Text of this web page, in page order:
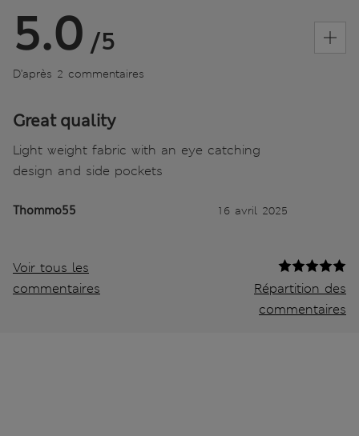
5.0 /5
D’après 2 commentaires
Great quality
Light weight fabric with an eye catching
design and side pockets
Thommo55 16 avril 2025
Voir tous les
commentaires
Répartition des
commentaires